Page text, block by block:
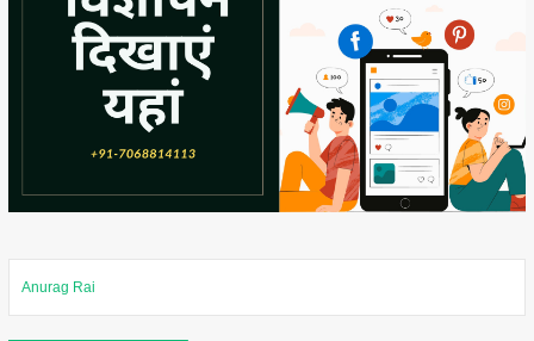
Anurag Rai